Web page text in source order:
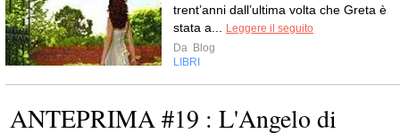
trent’anni dall’ultima volta che Greta è
stata a...
Leggere il seguito
Da Blog
LIBRI
ANTEPRIMA #19 : L'Angelo di